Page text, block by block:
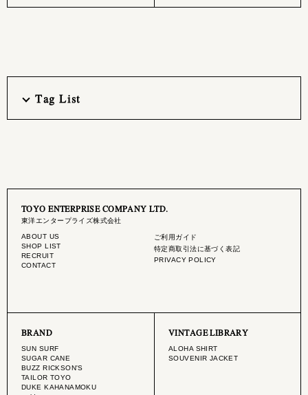
Tag List
TOYO ENTERPRISE COMPANY LTD.
東洋エンタープライズ株式会社
ABOUT US
SHOP LIST
RECRUIT
CONTACT
ご利用ガイド
特定商取引法に基づく表記
PRIVACY POLICY
BRAND
SUN SURF
SUGAR CANE
BUZZ RICKSON'S
TAILOR TOYO
DUKE KAHANAMOKU
VINTAGE LIBRARY
ALOHA SHIRT
SOUVENIR JACKET